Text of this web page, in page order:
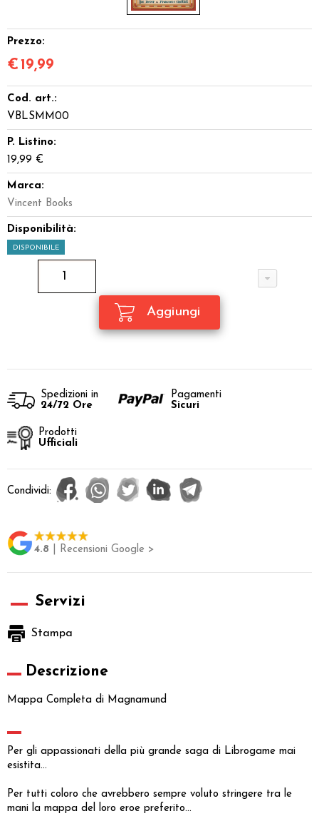
Prezzo:
€ 19,99
Cod. art.:
VBLSMM00
P. Listino:
19,99 €
Marca:
Vincent Books
Disponibilità:
DISPONIBILE
Spedizioni in
24/72 Ore
Pagamenti
Sicuri
Prodotti
Ufficiali
Condividi:
4.8 | Recensioni Google >
Servizi
Stampa
Descrizione
Mappa Completa di Magnamund
Per gli appassionati della più grande saga di Librogame mai
esistita...
Per tutti coloro che avrebbero sempre voluto stringere tra le
mani la mappa del loro eroe preferito...